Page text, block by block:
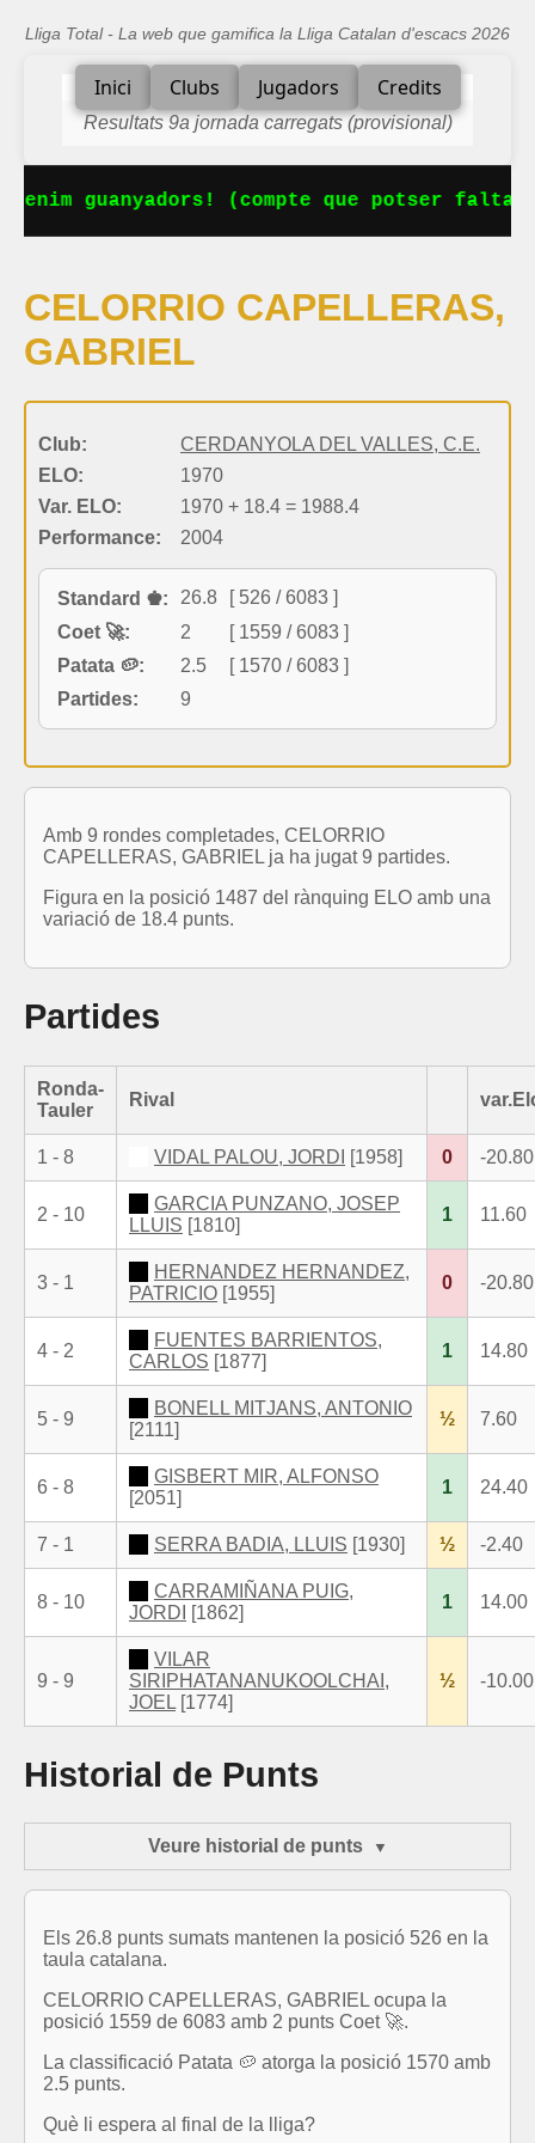
Lliga Total - La web que gamifica la Lliga Catalan d'escacs 2026
Inici Clubs Jugadors Credits
Resultats 9a jornada carregats (provisional)
guanyadors! (compte que potser falta
CELORRIO CAPELLERAS,
GABRIEL
Club:
CERDANYOLA DEL VALLES, C.E.
ELO:
1970
Var. ELO:
1970 + 18.4 = 1988.4
Performance:
2004
Standard ♚: 26.8
[ 526 / 6083 ]
Coet 🚀:
2
[ 1559 / 6083 ]
Patata 🥔:
2.5
[ 1570 / 6083 ]
Partides:
9
Amb 9 rondes completades, CELORRIO
CAPELLERAS, GABRIEL ja ha jugat 9 partides.
Figura en la posició 1487 del rànquing ELO amb una
variació de 18.4 punts.
Partides
Ronda-
Tauler
Rival
1 - 8 VIDAL PALOU, JORDI [1958] 0 -20.80
2 - 10
GARCIA PUNZANO, JOSEP
LLUIS [1810]
1 11.60
3 - 1
HERNANDEZ HERNANDEZ,
PATRICIO [1955]
0 -20.80
4 - 2
FUENTES BARRIENTOS,
CARLOS [1877]
1 14.80
5 - 9
BONELL MITJANS, ANTONIO
[2111]
½ 7.60
6 - 8
GISBERT MIR, ALFONSO
[2051]
1 24.40
7 - 1 SERRA BADIA, LLUIS [1930] ½ -2.40
8 - 10
CARRAMIÑANA PUIG,
JORDI
[1862]
1 14.00
9 - 9
VILAR
SIRIPHATANANUKOOLCHAI,
JOEL [1774]
½ -10.00
Historial de Punts
Veure historial de punts
Els 26.8 punts sumats mantenen la posició 526 en la
taula catalana.
CELORRIO CAPELLERAS, GABRIEL ocupa la
posició 1559 de 6083 amb 2 punts Coet 🚀.
La classificació Patata 🥔 atorga la posició 1570 amb
2.5 punts.
Què li espera al final de la lliga?